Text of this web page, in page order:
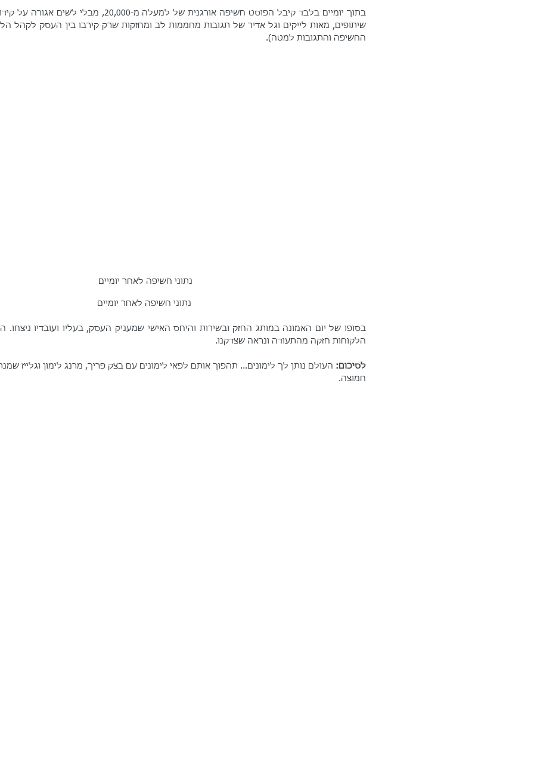
החשיפה והתגובות למטה).
נתוני חשיפה לאחר יומיים
הלקוחות חזקה מהתעודה ונראה שצדקנו.
לסיכום: העולם נותן לך לימונים... תהפוך אותם לפאי לימונים עם בצק פריך, מרנג לימון וגלייז
חמוצה.